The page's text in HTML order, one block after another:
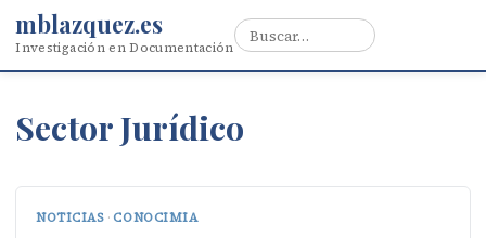
mblazquez.es
Investigación en Documentación
Sector Jurídico
NOTICIAS · CONOCIMIA